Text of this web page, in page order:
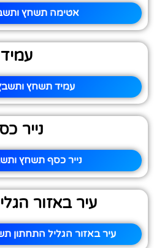
אטימה תשחץ
עמיד
עמיד תשחץ
נייר
נייר כסף תשחץ
עיר באזור
עיר באזור הגליל התחתון